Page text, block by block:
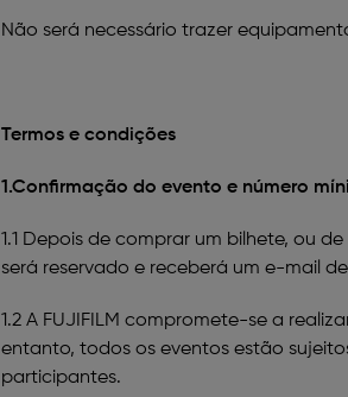
Não será necessário trazer
Termos e condições
1.Confirmação do evento e número
1.1 Depois de comprar um bilhete, ou
será reservado e receberá um e-mail
1.2 A FUJIFILM compromete-se a
entanto, todos os eventos estão
participantes.